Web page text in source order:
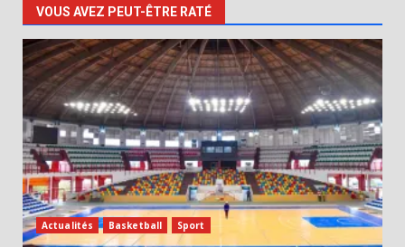
VOUS AVEZ PEUT-ÊTRE RATÉ
Actualités Basketball Sport